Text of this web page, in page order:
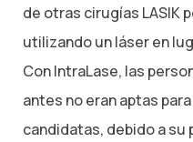
de otras cirugías LASIK
utilizando un láser en
Con IntraLase, las
antes no eran aptas
candidatas, debido a su